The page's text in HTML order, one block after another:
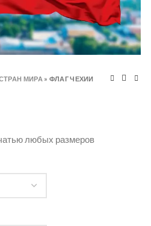
МИРА » ФЛАГ ЧЕХИИ
любых размеров